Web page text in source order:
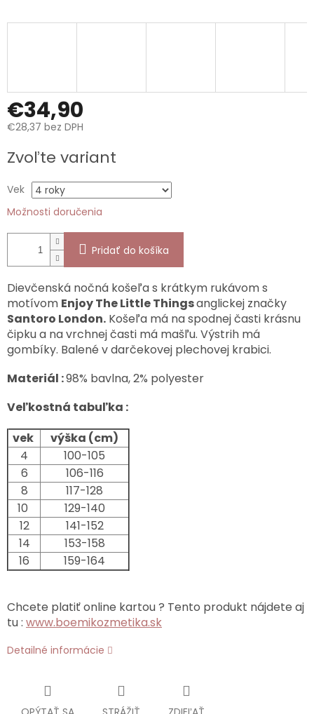
€34,90
€28,37 bez DPH
cena:
Zvoľte variant
Vek
Možnosti doručenia
Pridať do košíka
Dievčenská nočná košeľa s krátkym rukávom s
motívom Enjoy The Little Thingsanglickej značky
Santoro London. Košeľa má na spodnej časti krásnu
čipku a na vrchnej časti má mašľu. Výstrih má
gombíky. Balené v darčekovej plechovej krabici.
Materiál :98% bavlna, 2% polyester
Veľkostná tabuľka :
vek
výška (cm)
4
100-105
6
106-116
8
117-128
10
129-140
12
141-152
14
153-158
16
159-164
Chcete platiť online kartou ? Tento produkt nájdete aj
tu : www.boemikozmetika.sk
Detailné informácie